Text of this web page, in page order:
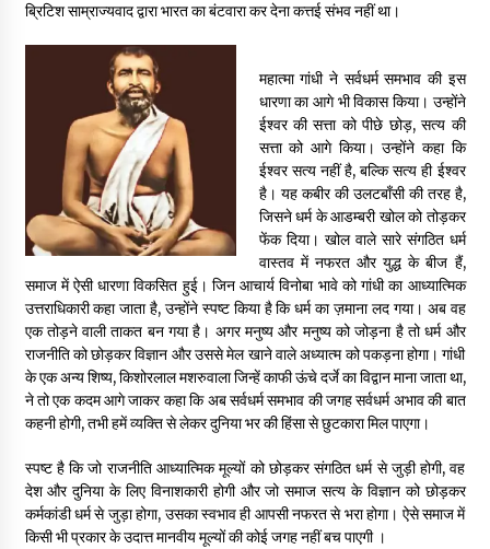
ब्रिटिश साम्राज्यवाद द्वारा भारत का बंटवारा कर देना कत्तई संभव नहीं था।
महात्मा गांधी ने सर्वधर्म समभाव की इस
धारणा का आगे भी विकास किया। उन्होंने
ईश्वर की सत्ता को पीछे छोड़, सत्य की
सत्ता को आगे किया। उन्होंने कहा कि
ईश्वर सत्य नहीं है, बल्कि सत्य ही ईश्वर
है। यह कबीर की उलटबाँसी की तरह है,
जिसने धर्म के आडम्बरी खोल को तोड़कर
फेंक दिया। खोल वाले सारे संगठित धर्म
वास्तव में नफरत और युद्ध के बीज हैं,
समाज में ऐसी धारणा विकसित हुई। जिन आचार्य विनोबा भावे को गांधी का आध्यात्मिक
उत्तराधिकारी कहा जाता है, उन्होंने स्पष्ट किया है कि धर्म का ज़माना लद गया। अब वह
एक तोड़ने वाली ताकत बन गया है। अगर मनुष्य और मनुष्य को जोड़ना है तो धर्म और
राजनीति को छोड़कर विज्ञान और उससे मेल खाने वाले अध्यात्म को पकड़ना होगा। गांधी
के एक अन्य शिष्य, किशोरलाल मशरुवाला जिन्हें काफी ऊंचे दर्जे का विद्वान माना जाता था,
ने तो एक कदम आगे जाकर कहा कि अब सर्वधर्म समभाव की जगह सर्वधर्म अभाव की बात
कहनी होगी, तभी हमें व्यक्ति से लेकर दुनिया भर की हिंसा से छुटकारा मिल पाएगा।
स्पष्ट है कि जो राजनीति आध्यात्मिक मूल्यों को छोड़कर संगठित धर्म से जुड़ी होगी, वह
देश और दुनिया के लिए विनाशकारी होगी और जो समाज सत्य के विज्ञान को छोड़कर
कर्मकांडी धर्म से जुड़ा होगा, उसका स्वभाव ही आपसी नफरत से भरा होगा। ऐसे समाज में
किसी भी प्रकार के उदात्त मानवीय मूल्यों की कोई जगह नहीं बच पाएगी ।